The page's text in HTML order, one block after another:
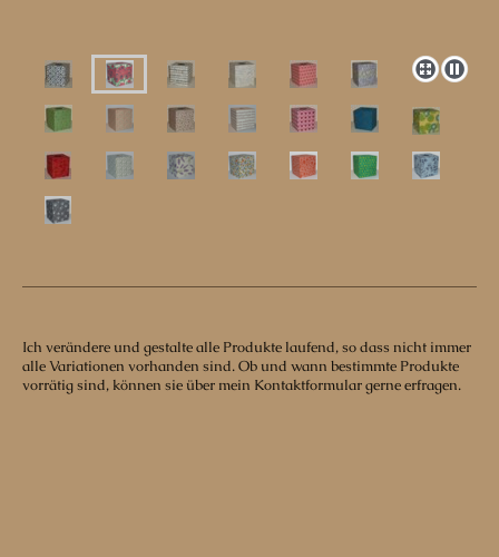
Ich verändere und gestalte alle Produkte laufend, so dass nicht immer
alle Variationen vorhanden sind. Ob und wann bestimmte Produkte
vorrätig sind, können sie über mein Kontaktformular gerne erfragen.